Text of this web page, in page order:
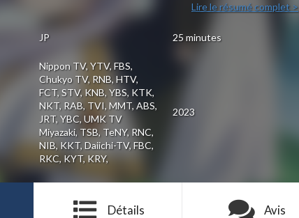
Lire le résumé complet >
JP 25 minutes
Nippon TV, YTV, FBS,
Chukyo TV, RNB, HTV,
FCT, STV, KNB, YBS, KTK,
NKT, RAB, TVI, MMT, ABS,
JRT, YBC, UMK TV
Miyazaki, TSB, TeNY, RNC,
NIB, KKT, Daiichi-TV, FBC,
RKC, KYT, KRY,
2023
Détails Avis